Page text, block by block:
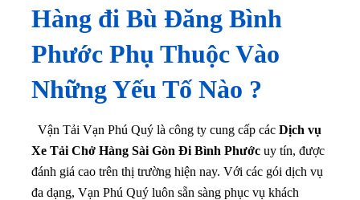
Hàng đi Bù Đăng Bình
Phước Phụ Thuộc Vào
Những Yếu Tố Nào ?
Vận Tải Vạn Phú Quý là công ty cung cấp các Dịch vụ
Xe Tải Chở Hàng Sài Gòn Đi Bình Phước uy tín, được
đánh giá cao trên thị trường hiện nay. Với các gói dịch vụ
đa dạng, Vạn Phú Quý luôn sẵn sàng phục vụ khách